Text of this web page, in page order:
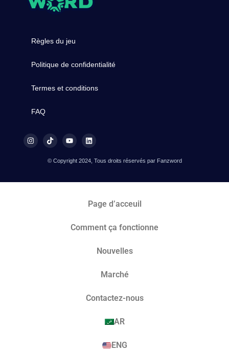
Règles du jeu
Politique de confidentialité
Termes et conditions
FAQ
© Copyright 2024, Tous droits réservés par Fanzword
Page d’acceuil
Comment ça fonctionne
Nouvelles
Marché​
Contactez-nous
AR
ENG